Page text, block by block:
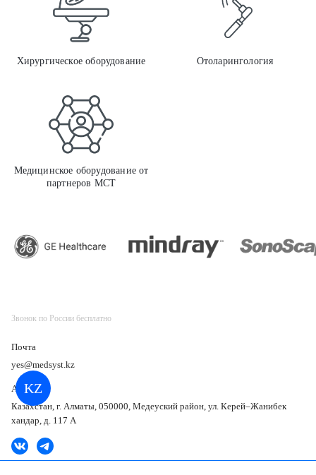
KZ
Хирургическое оборудование Отоларингология
Медицинское оборудование от
партнеров МСТ
Звонок по России бесплатно
Почта
yes@medsyst.kz
Адрес
Казахстан, г. Алматы, 050000, Медеуский район, ул. Керей–Жанибек
хандар, д. 117 А